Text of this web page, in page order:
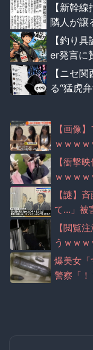
【新幹
隣人が譲
【釣り
er発言に
【ニセ
る“猛虎
【画像
ｗｗｗｗ
【衝撃
ｗｗｗ
【謎】
て…」被
ー」
【閲覧
うｗｗ
ｗ
爆美女「
警察「！